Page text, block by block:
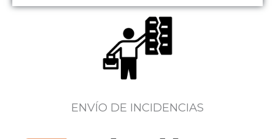
ENVÍO DE INCIDENCIAS